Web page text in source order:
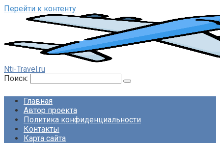
Перейти к контенту
Nti-Travel.ru
Поиск:
Главная
Автор проекта
Политика конфиденциальности
Контакты
Карта сайта